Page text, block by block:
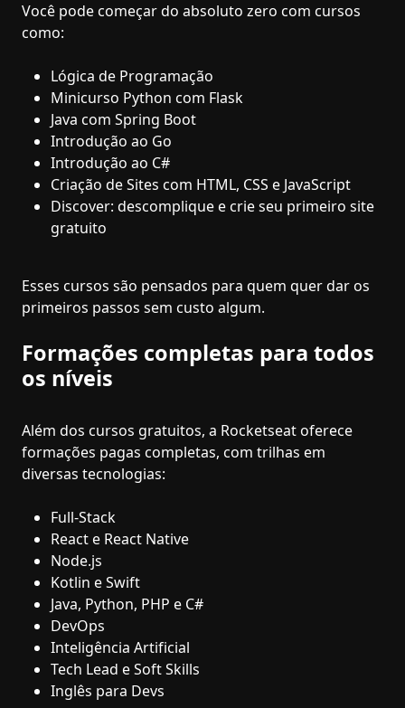
Você pode começar do absoluto zero com cursos
como:
Lógica de Programação
Minicurso Python com Flask
Java com Spring Boot
Introdução ao Go
Introdução ao C#
Criação de Sites com HTML, CSS e JavaScript
Discover: descomplique e crie seu primeiro site
gratuito
Esses cursos são pensados para quem quer dar os
primeiros passos sem custo algum.
Formações completas para todos
os níveis
Além dos cursos gratuitos, a Rocketseat oferece
formações pagas completas, com trilhas em
diversas tecnologias:
Full-Stack
React e React Native
Node.js
Kotlin e Swift
Java, Python, PHP e C#
DevOps
Inteligência Artificial
Tech Lead e Soft Skills
Inglês para Devs